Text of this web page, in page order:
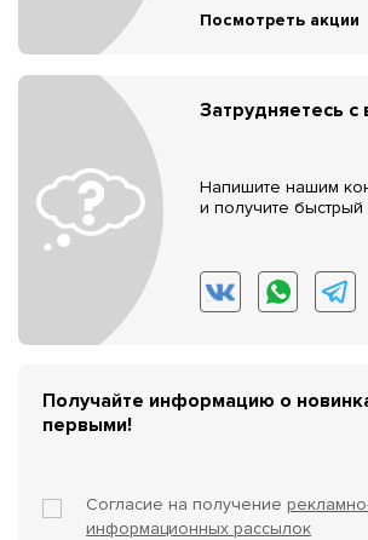
Посмотреть акции
Затрудняетесь
Напишите нашим
и получите быстрый
Получайте информацию о
первыми!
Согласие на получение
информационных рассылок